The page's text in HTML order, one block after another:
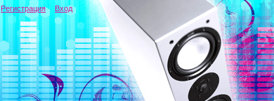
Регистрация Вход